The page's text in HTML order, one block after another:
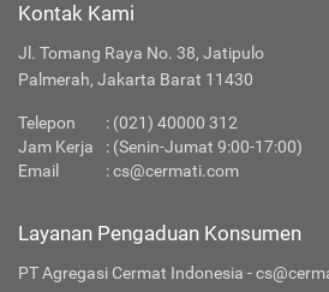
Kontak Kami
Jl. Tomang Raya No. 38, Jatipulo
Palmerah, Jakarta Barat 11430
Telepon : (021) 40000 312
Jam Kerja
: (Senin-Jumat 9:00-17:00)
Email
:cs@cermati.com
Layanan Pengaduan Konsumen
PT Agregasi Cermat Indonesia -